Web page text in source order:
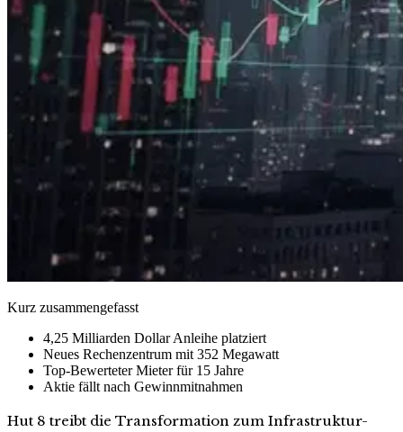
Kurz zusammengefasst
4,25 Milliarden Dollar Anleihe platziert
Neues Rechenzentrum mit 352 Megawatt
Top-Bewerteter Mieter für 15 Jahre
Aktie fällt nach Gewinnmitnahmen
Hut 8 treibt die Transformation zum Infrastruktur-